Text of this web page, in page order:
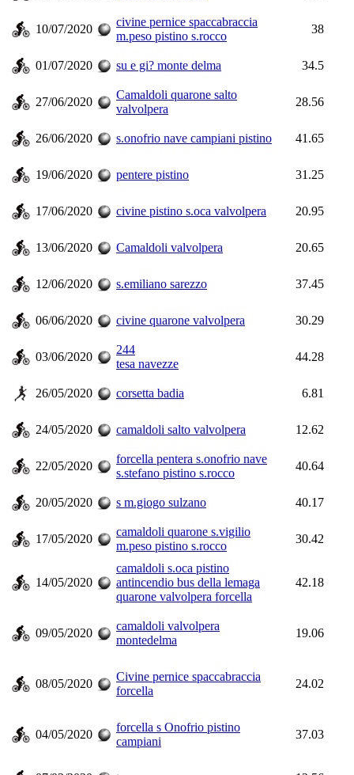
10/07/2020
civine pernice spaccabraccia
m.peso pistino s.rocco
38
01/07/2020 su e gi? monte delma 34.5
27/06/2020
Camaldoli quarone salto
valvolpera
28.56
26/06/2020 s.onofrio nave campiani pistino 41.65
19/06/2020 pentere pistino 31.25
17/06/2020 civine pistino s.oca valvolpera 20.95
13/06/2020 Camaldoli valvolpera 20.65
12/06/2020 s.emiliano sarezzo 37.45
06/06/2020 civine quarone valvolpera 30.29
03/06/2020
244
tesa navezze
44.28
26/05/2020 corsetta badia 6.81
24/05/2020 camaldoli salto valvolpera 12.62
22/05/2020
forcella pentera s.onofrio nave
s.stefano pistino s.rocco
40.64
20/05/2020 s m.giogo sulzano 40.17
17/05/2020
camaldoli quarone s.vigilio
m.peso pistino s.rocco
30.42
14/05/2020
camaldoli s.oca pistino
antincendio bus della lemaga
quarone valvolpera forcella
42.18
09/05/2020
camaldoli valvolpera
montedelma
19.06
08/05/2020
Civine pernice spaccabraccia
forcella
24.02
04/05/2020
forcella s Onofrio pistino
campiani
37.03